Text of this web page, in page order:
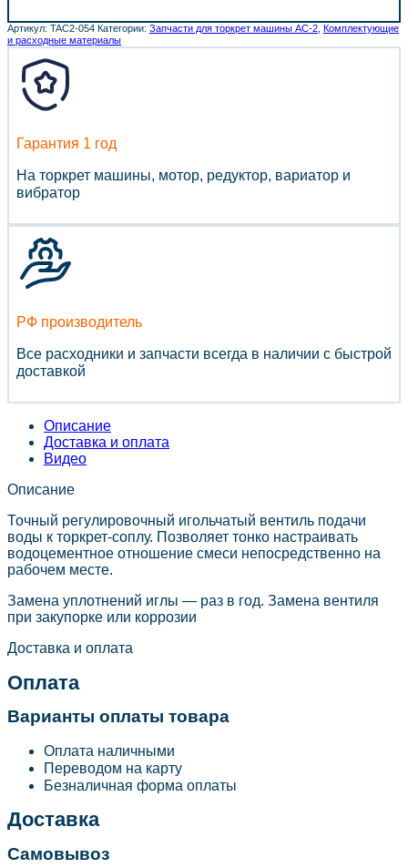
Артикул: TAC2-054 Категории: Запчасти для торкрет машины АС-2, Комплектующие
и расходные материалы
Гарантия 1 год
На торкрет машины, мотор, редуктор, вариатор и
вибратор
РФ производитель
Все расходники и запчасти всегда в наличии с быстрой
доставкой
Описание
Доставка и оплата
Видео
Описание
Точный регулировочный игольчатый вентиль подачи
воды к торкрет-соплу. Позволяет тонко настраивать
водоцементное отношение смеси непосредственно на
рабочем месте.
Замена уплотнений иглы — раз в год. Замена вентиля
при закупорке или коррозии
Доставка и оплата
Оплата
Варианты оплаты товара
Оплата наличными
Переводом на карту
Безналичная форма оплаты
Доставка
Самовывоз